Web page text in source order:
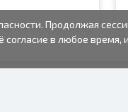
Продолжая
в любое время,